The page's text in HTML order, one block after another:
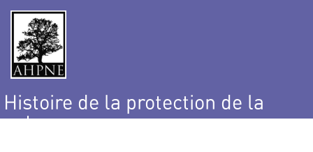
Histoire de la protection de la
nature